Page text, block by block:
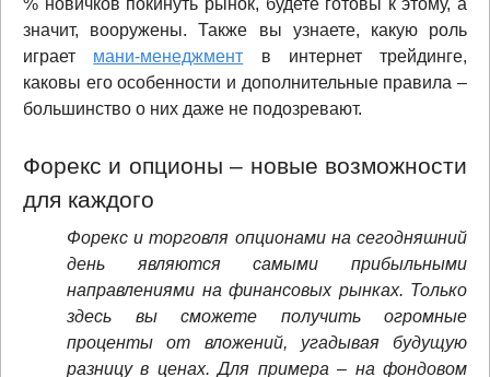
% новичков покинуть рынок, будете готовы к этому, а
значит, вооружены. Также вы узнаете, какую роль
играет мани-менеджмент в интернет трейдинге,
каковы его особенности и дополнительные правила –
большинство о них даже не подозревают.
Форекс и опционы – новые возможности
для каждого
Форекс и торговля опционами на сегодняшний
день являются самыми прибыльными
направлениями на финансовых рынках. Только
здесь вы сможете получить огромные
проценты от вложений, угадывая будущую
разницу в ценах. Для примера – на фондовом